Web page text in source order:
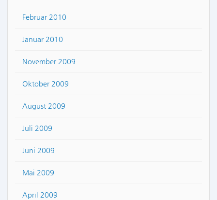
Februar 2010
Januar 2010
November 2009
Oktober 2009
August 2009
Juli 2009
Juni 2009
Mai 2009
April 2009